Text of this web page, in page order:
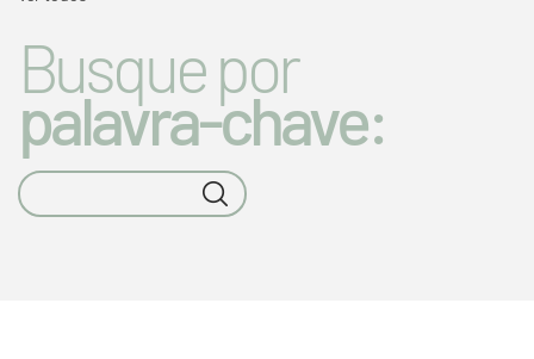
Busque por
palavra-chave: